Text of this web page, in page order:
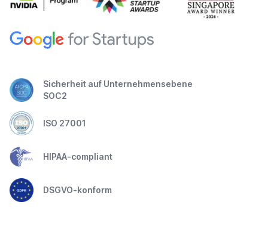
Sicherheit auf Unternehmensebene
SOC2
ISO 27001
HIPAA-compliant
DSGVO-konform